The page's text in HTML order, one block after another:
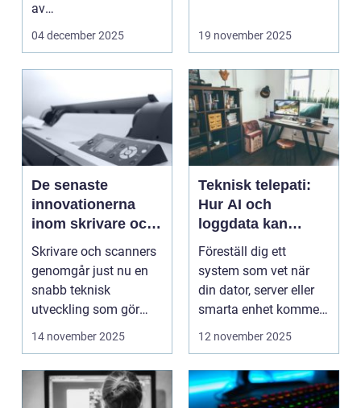
av
onlineunderhållning. ...
04 december 2025 19 november 2025
De senaste
innovationerna
inom skrivare och
scanners
Skrivare och scanners
genomgår just nu en
snabb teknisk
utveckling som gör
dem mer intell...
14 november 2025
Teknisk telepati:
Hur AI och
loggdata kan
förutsäga fel innan
de händer
Föreställ dig ett
system som vet när
din dator, server eller
smarta enhet kommer
att ...
12 november 2025